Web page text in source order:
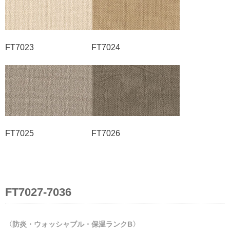
FT7023 FT7024
FT7025 FT7026
FT7027-7036
〈防炎・ウォッシャブル・保温ランクB〉